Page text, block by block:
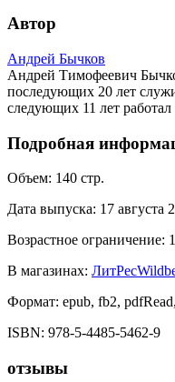
Автор
Андрей Бычков
Андрей Тимофеевич
последующих 20 лет
следующих 11 лет
Подробная
Объем: 140 стр.
Дата выпуска: 17 августа
Возрастное ограничение:
В магазинах: ЛитРес
Формат: epub, fb2,
ISBN: 978-5-4485-5462-9
отзывы